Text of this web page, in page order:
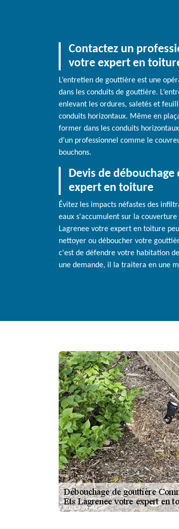
Contactez un
votre expert en
L’entretien de gouttière est une
dans les conduits de gouttière.
enlevant les ordures, saletés et
conduits horizontaux. Même en
former dans les conduits
d’un professionnel comme le
bouchons.
Devis de
expert en toiture
Évitez les impacts néfastes des
eaux s'accumulent sur la
Lagrenee votre expert en toiture
nettoyer ou déboucher votre
c'est de défendre votre habitation
une demande, il la traitera en une